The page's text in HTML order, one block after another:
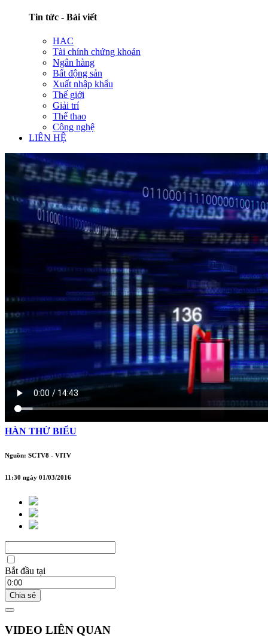
Tin tức - Bài viết
HAC
Tài chính chứng khoán
Ngân hàng
Bất động sản
Xuất nhập khẩu
Thế giới
Giải trí
Thể thao
Công nghệ
LIÊN HỆ
HÀN THỬ BIỂU
Nguồn: SCTV8 - VITV
11:30 ngày 01/03/2016
Bắt đầu tại
Chia sẻ
VIDEO LIÊN QUAN